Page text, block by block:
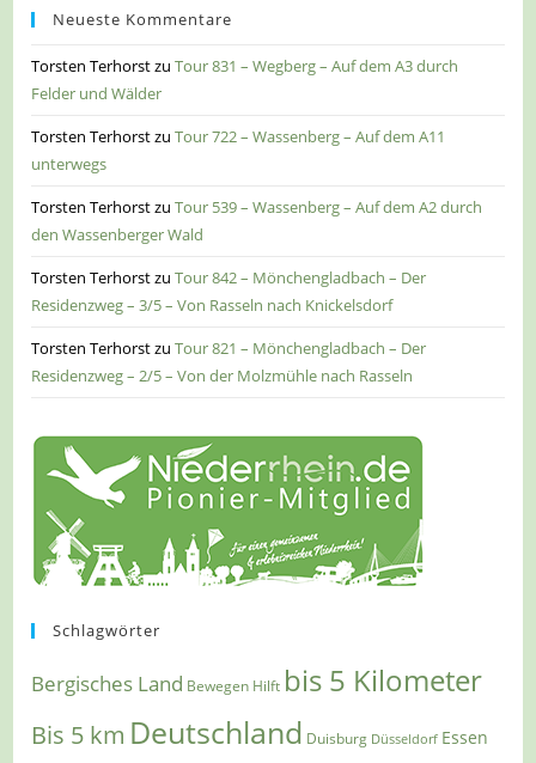
Neueste Kommentare
Torsten TerhorstzuTour 831 – Wegberg – Auf dem A3 durch
Felder und Wälder
Torsten TerhorstzuTour 722 – Wassenberg – Auf dem A11
unterwegs
Torsten TerhorstzuTour 539 – Wassenberg – Auf dem A2 durch
den Wassenberger Wald
Torsten TerhorstzuTour 842 – Mönchengladbach – Der
Residenzweg – 3/5 – Von Rasseln nach Knickelsdorf
Torsten TerhorstzuTour 821 – Mönchengladbach – Der
Residenzweg – 2/5 – Von der Molzmühle nach Rasseln
Schlagwörter
Bergisches Land Bewegen Hilft bis 5 Kilometer
Bis 5 km Deutschland Duisburg Düsseldorf Essen